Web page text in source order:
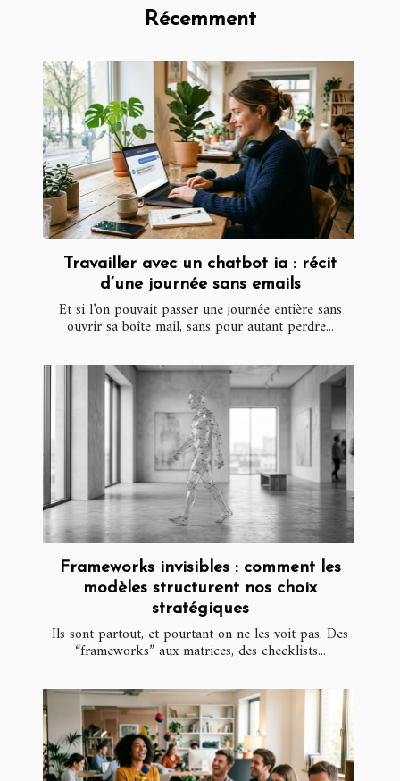
Récemment
Travailler avec un chatbot ia : récit
d’une journée sans emails
Et si l’on pouvait passer une journée entière sans
ouvrir sa boîte mail, sans pour autant perdre...
Frameworks invisibles : comment les
modèles structurent nos choix
stratégiques
Ils sont partout, et pourtant on ne les voit pas. Des
“frameworks” aux matrices, des checklists...